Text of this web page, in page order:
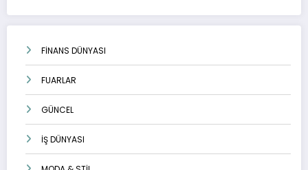
FİNANS DÜNYASI
FUARLAR
GÜNCEL
İŞ DÜNYASI